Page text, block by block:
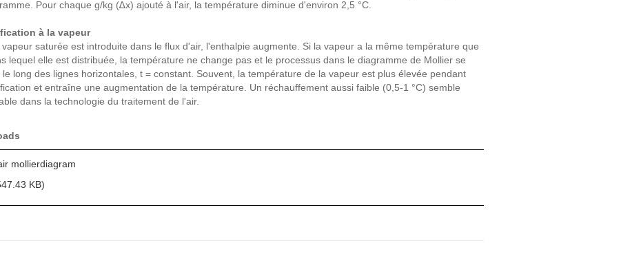
Pour chaque g/kg (∆x) ajouté à l'air, la température diminue d'environ 2,5 °C.
à la vapeur
vapeur saturée est introduite dans le flux d'air, l'enthalpie augmente. Si la vapeur a la même température que
lequel elle est distribuée, la température ne change pas et le processus dans le diagramme de Mollier se
le long des lignes horizontales, t = constant. Souvent, la température de la vapeur est plus élevée pendant
et entraîne une augmentation de la température. Un réchauffement aussi faible (0,5-1 °C) semble
dans la technologie du traitement de l'air.
mollierdiagram
KB)